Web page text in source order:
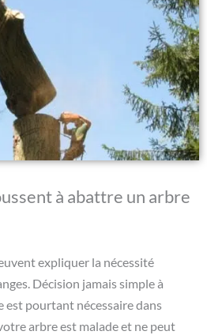
à abattre un arbre
expliquer la nécessité
Décision jamais simple à
est pourtant nécessaire dans
arbre est malade et ne peut